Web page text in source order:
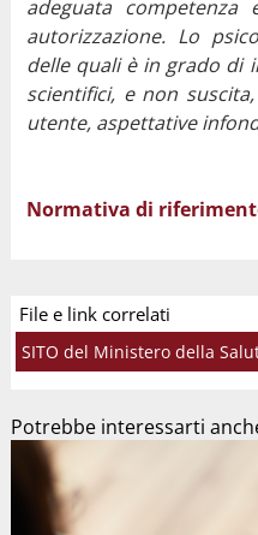
adeguata competenza
autorizzazione. Lo
delle quali è in grado di
scientifici, e non
utente, aspettative
Normativa di
File e link correlati
SITO del Ministero della
Potrebbe interessarti